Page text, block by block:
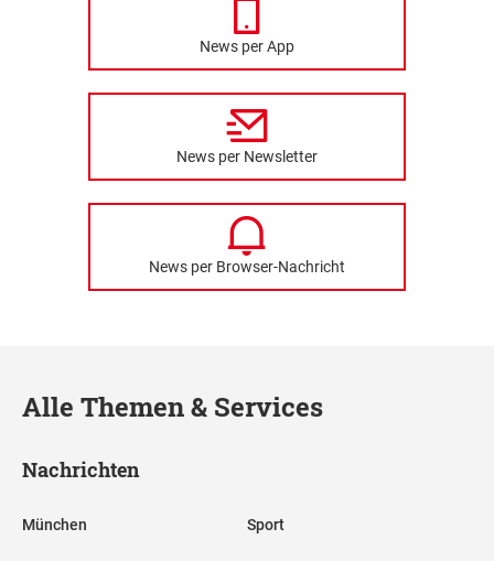
News per App
News per Newsletter
News per Browser-Nachricht
Alle Themen & Services
Nachrichten
München Sport